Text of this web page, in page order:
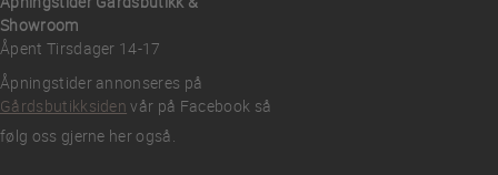
Showroom
Åpent Tirsdager 14-17
Åpningstider annonseres på
Gårdsbutikksiden vår på Facebook så
følg oss gjerne her også.